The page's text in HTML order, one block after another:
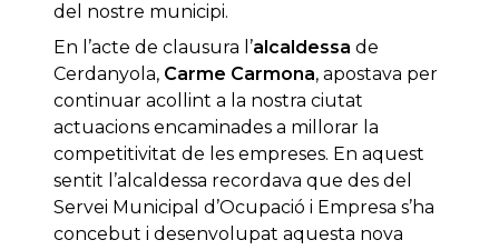
del nostre municipi.
En l’acte de clausura l’alcaldessa de
Cerdanyola, Carme Carmona, apostava per
continuar acollint a la nostra ciutat
actuacions encaminades a millorar la
competitivitat de les empreses. En aquest
sentit l’alcaldessa recordava que des del
Servei Municipal d’Ocupació i Empresa s’ha
concebut i desenvolupat aquesta nova